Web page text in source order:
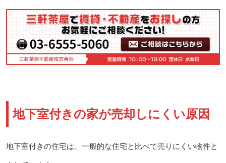
地下室付きの家が売却しにくい原因
地下室付きの住宅は、一般的な住宅と比べて売りにくい物件と